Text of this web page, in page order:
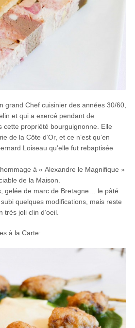
grand Chef cuisinier des années 30/60,
et qui a exercé pendant de
cette propriété bourguignonne. Elle
de la Côte d’Or, et ce n’est qu’en
Loiseau qu’elle fut rebaptisée
à « Alexandre le Magnifique »
de la Maison.
gelée de marc de Bretagne… le pâté
quelques modifications, mais reste
très joli clin d’oeil.
à la Carte: